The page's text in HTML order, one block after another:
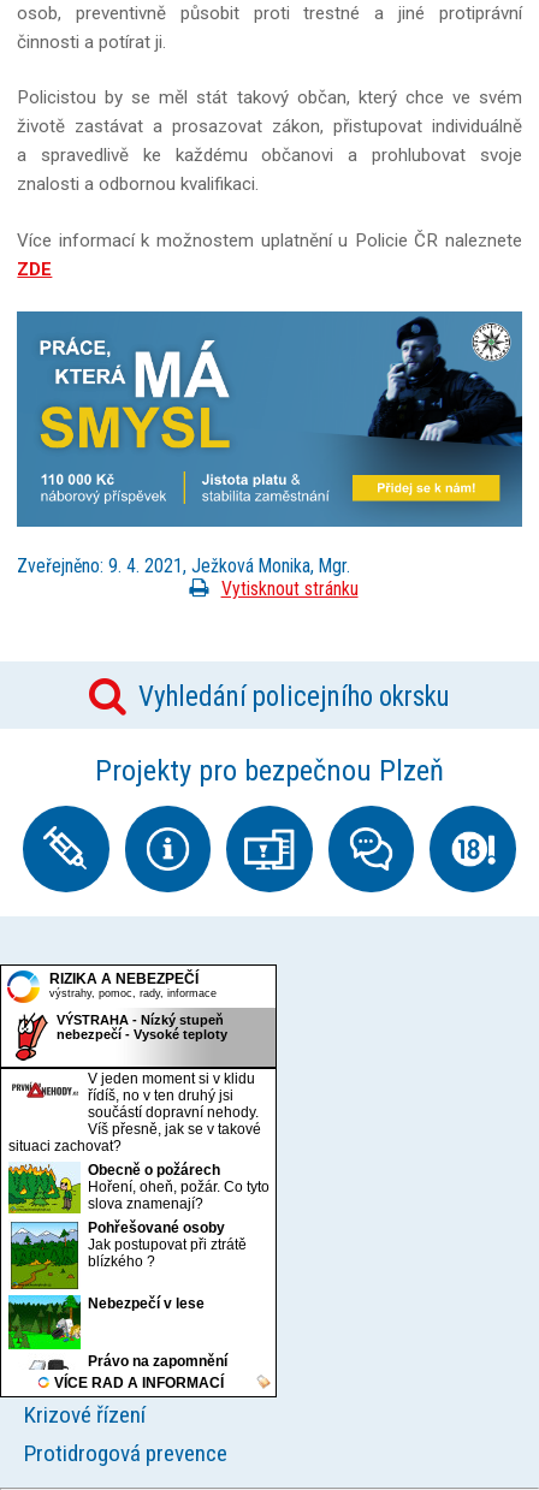
osob, preventivně působit proti trestné a jiné protiprávní
činnosti a potírat ji.
Policistou by se měl stát takový občan, který chce ve svém
životě zastávat a prosazovat zákon, přistupovat individuálně
a spravedlivě ke každému občanovi a prohlubovat svoje
znalosti a odbornou kvalifikaci.
Více informací k možnostem uplatnění u Policie ČR naleznete
ZDE
Zveřejněno: 9. 4. 2021, Ježková Monika, Mgr.
Vytisknout stránku
Vyhledání policejního okrsku
Projekty pro bezpečnou Plzeň
Krizové řízení
Oddělení krizového řízení
Protidrogová prevence